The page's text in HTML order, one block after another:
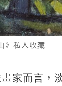
》私人收藏
家而言，